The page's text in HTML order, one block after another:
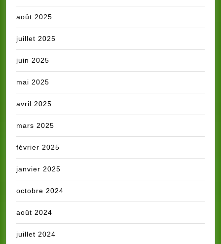
août 2025
juillet 2025
juin 2025
mai 2025
avril 2025
mars 2025
février 2025
janvier 2025
octobre 2024
août 2024
juillet 2024